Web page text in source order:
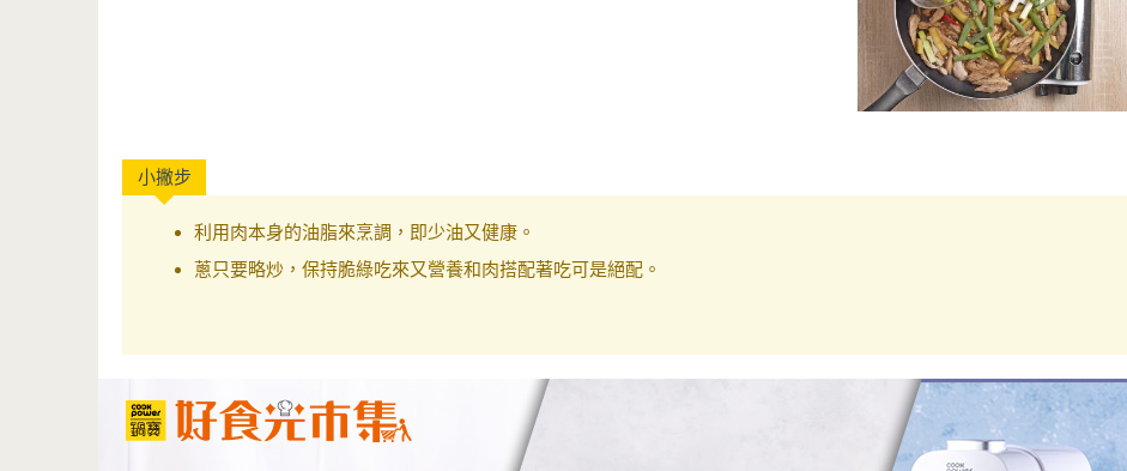
利用肉本身的油脂來烹調，即少油又健康。
蔥只要略炒，保持脆綠吃來又營養和肉搭配著吃可是絕配。